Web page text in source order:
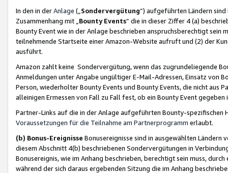
In den in derAnlage („ Sondervergütung“) aufgeführten Ländern
Zusammenhang mit „ Bounty Events“ die in dieser Ziffer 4 (a)
Bounty Event wie in der Anlage beschrieben anspruchsberechtigt sein
teilnehmende Startseite einer Amazon-Website aufruft und (2) der
ausführt.
Amazon zahlt keine Sondervergütung, wenn das zugrundeliegende
Anmeldungen unter Angabe ungültiger E-Mail-Adressen, Einsatz von
Person, wiederholter Bounty Events und Bounty Events, die nicht
alleinigen Ermessen von Fall zu Fall fest, ob ein Bounty Event
Partner-Links auf die in der Anlage aufgeführten Bounty-spezifischen
Voraussetzungen für die Teilnahme am Partnerprogramm erlaubt.
(b) Bonus-Ereignisse Bonusereignisse sind in ausgewählten Ländern
diesem Abschnitt 4(b) beschriebenen Sondervergütungen in
Bonusereignis, wie im Anhang beschrieben, berechtigt sein muss,
während der sich daraus ergebenden Sitzung die im Anhang